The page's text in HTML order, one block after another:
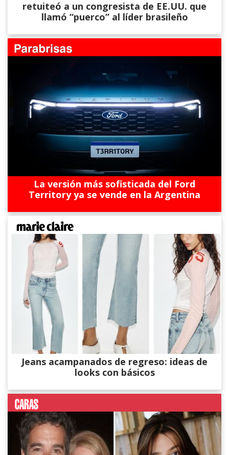
retuiteó a un congresista de EE.UU. que
llamó “puerco” al líder brasileño
La versión más sofisticada del Ford
Territory ya se vende en la Argentina
Jeans acampanados de regreso: ideas de
looks con básicos